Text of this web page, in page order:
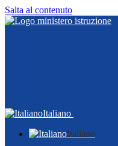
Salta al contenuto
Italiano
Italiano